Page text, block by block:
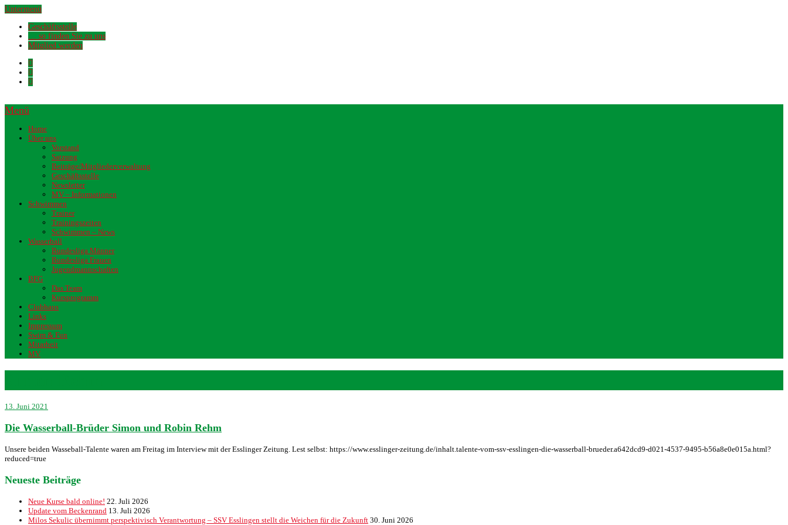
Untermenü
Geschäftsstelle
… so finden Sie zu uns
Mitglied werden
Menü
Home
Über uns
Vorstand
Satzung
Beiträge/Mitgliederverwaltung
Geschäftsstelle
Newsletter
MV – Informationen
Schwimmen
Trainer
Trainingszeiten
Schwimmen – News
Wasserball
Bundesliga Männer
Bundesliga Frauen
Jugendmannschaften
BFG
Das Team
Kursprogramm
Clubhaus
Links
Impressum
Swim & Fun
Mitarbeit
MV
13. Juni 2021
Die Wasserball-Brüder Simon und Robin Rehm
Unsere beiden Wasseball-Talente waren am Freitag im Interview mit der Esslinger Zeitung. Lest selbst: https://www.esslinger-zeitung.de/inhalt.talente-vom-ssv-esslingen-die-wasserball-brueder.a642dcd9-d021-4537-9495-b56a8e0e015a.html?
reduced=true
Neueste Beiträge
Neue Kurse bald online! 22. Juli 2026
Update vom Beckenrand 13. Juli 2026
Milos Sekulic übernimmt perspektivisch Verantwortung – SSV Esslingen stellt die Weichen für die Zukunft 30. Juni 2026